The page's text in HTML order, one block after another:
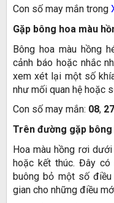
Con số may mắn trong
Gặp bông hoa màu
Bông hoa màu hồng
cảnh báo hoặc nhắc
xem xét lại một số
như mối quan hệ hoặc
Con số may mắn: 08, 27
Trên đường gặp
Hoa màu hồng rơi
hoặc kết thúc. Đây
buông bỏ một số
gian cho những điều